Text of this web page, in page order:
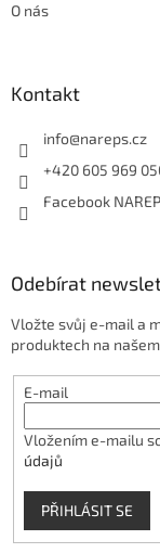
O nás
Kontakt
info@nareps.cz
+420 605 969
Facebook
Odebírat
Vložte svůj e-mail a
produktech na
E-mail
Vložením e-mailu
údajů
PŘIHLÁSIT SE